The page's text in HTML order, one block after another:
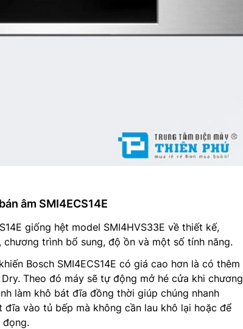
âm SMI4ECS14E
giống hệt model SMI4HVS33E về thiết kế,
trình bổ sung, độ ồn và một số tính năng.
Bosch SMI4ECS14E có giá cao hơn là có thêm
Theo đó máy sẽ tự động mở hé cửa khi chương
làm khô bát đĩa đồng thời giúp chúng nhanh
đĩa vào tủ bếp mà không cần lau khô lại hoặc để